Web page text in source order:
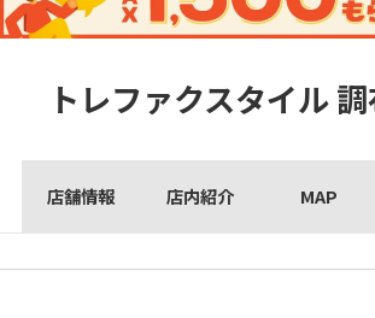
トレファクスタイル
店舗情報 店内紹介 MAP